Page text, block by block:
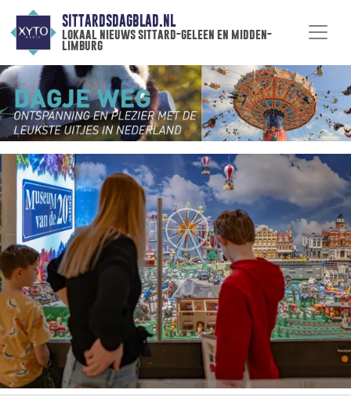
SITTARDSDAGBLAD.NL
lokaal nieuws sittard-geleen en midden-
limburg